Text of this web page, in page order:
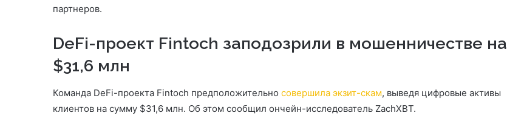
партнеров.
DeFi-проект Fintoch заподозрили в мошенничестве на
$31,6 млн
Команда DeFi-проекта Fintoch предположительно совершила экзит-скам, выведя цифровые активы
клиентов на сумму $31,6 млн. Об этом сообщил ончейн-исследователь ZachXBT.